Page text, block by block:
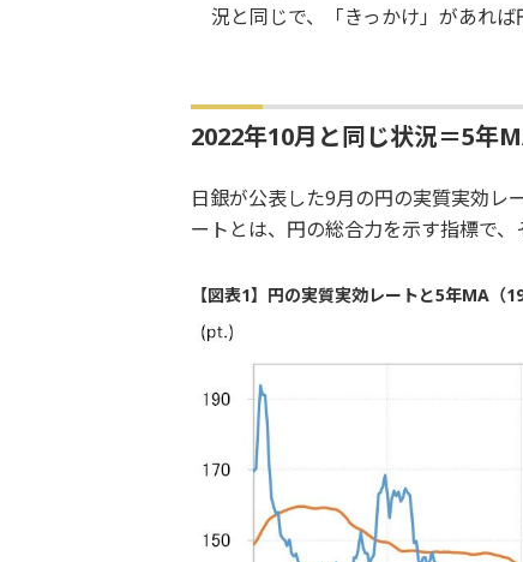
況と同じで、「きっかけ」があれば
2022年10月と同じ状況＝5年
日銀が公表した9月の円の実質実効レ
ートとは、円の総合力を示す指標で
【図表1】円の実質実効レートと5年MA（